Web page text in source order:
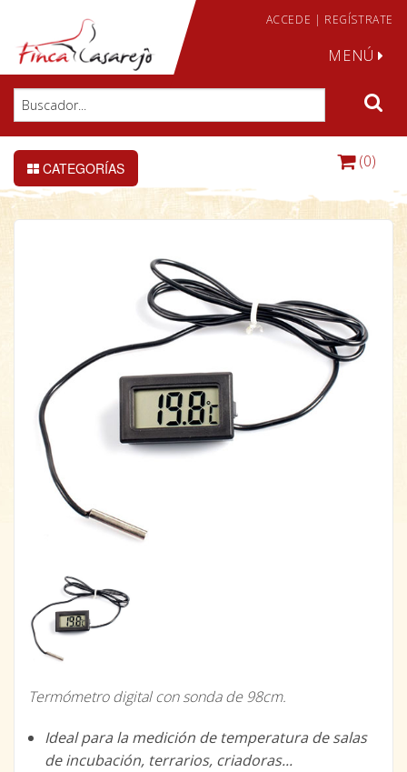
ACCEDE | REGÍSTRATE
MENÚ
CATEGORÍAS (0)
Termómetro digital con sonda de 98cm.
Ideal para la medición de temperatura de salas
de incubación, terrarios, criadoras...